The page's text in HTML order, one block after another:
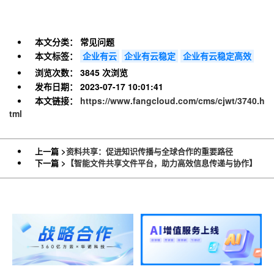
本文分类：
常见问题
本文标签：
企业有云 企业有云稳定 企业有云稳定高效
浏览次数：
3845 次浏览
发布日期：
2023-07-17 10:01:41
本文链接：
https://www.fangcloud.com/cms/cjwt/3740.h
tml
上一篇 >资料共享：促进知识传播与全球合作的重要路径
下一篇 > 【智能文件共享文件平台，助力高效信息传递与协作】